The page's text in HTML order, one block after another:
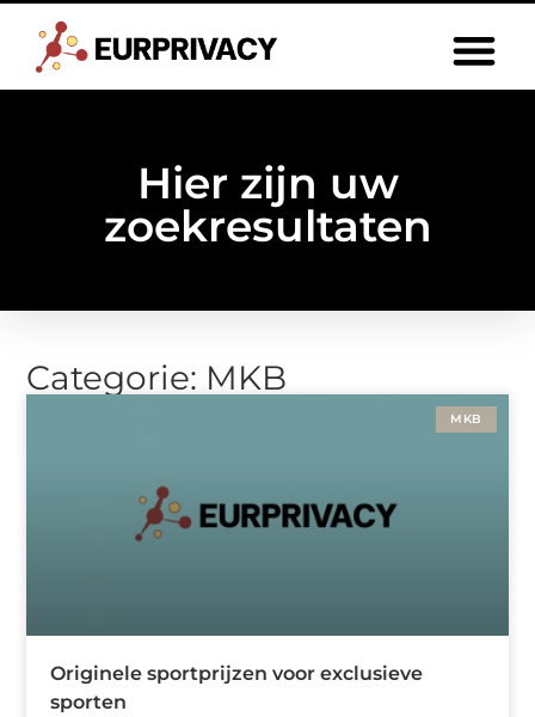
Hier zijn uw
zoekresultaten
Categorie: MKB
MKB
Originele sportprijzen voor exclusieve
sporten